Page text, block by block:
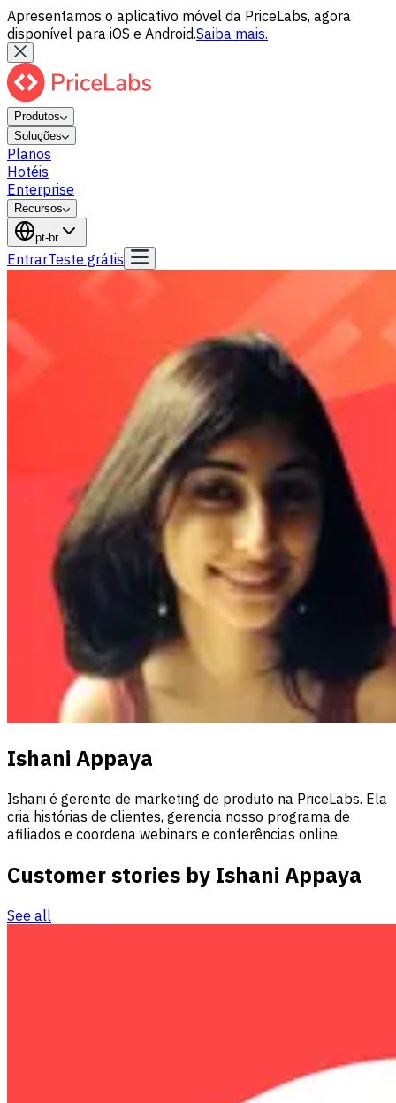
Apresentamos o aplicativo móvel da PriceLabs, agora
disponível para iOS e Android.Saiba mais.
Produtos
Soluções
Planos
Hotéis
Enterprise
Recursos
pt-br
EntrarTeste grátis
Ishani Appaya
Ishani é gerente de marketing de produto na PriceLabs. Ela
cria histórias de clientes, gerencia nosso programa de
afiliados e coordena webinars e conferências online.
Customer stories by Ishani Appaya
See all